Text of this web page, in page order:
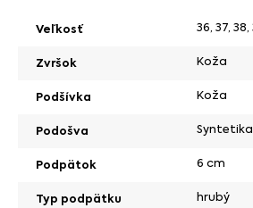
Veľkosť 36, 37, 38,
Zvršok Koža
Podšívka Koža
Podošva Syntetika
Podpätok 6 cm
Typ podpätku hrubý